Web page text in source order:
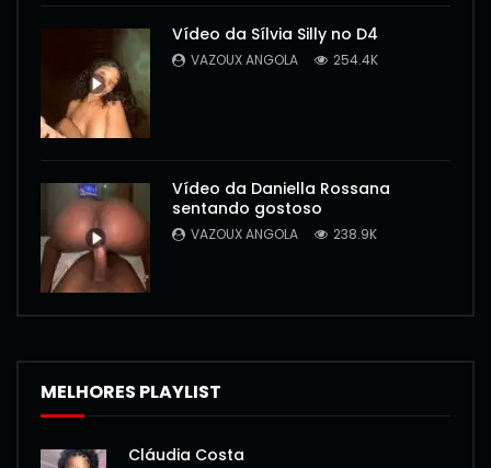
Vídeo da Sílvia Silly no D4
VAZOUX ANGOLA 254.4K
Vídeo da Daniella Rossana
sentando gostoso
VAZOUX ANGOLA 238.9K
MELHORES PLAYLIST
Cláudia Costa